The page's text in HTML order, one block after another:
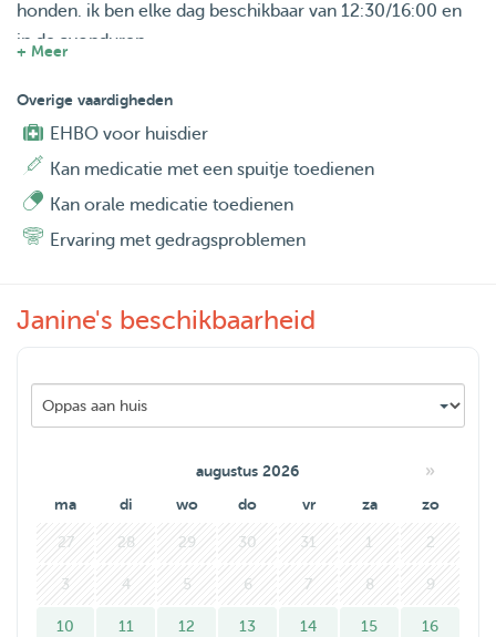
honden. ik ben elke dag beschikbaar van 12:30/16:00 en
in de avonduren.
ik neem de honden graag mee voor een wandeling. ik heb
ook ervaring met katten en kan dan ook uw kat verzorgen.
voor meer informatie of een kennismaking hoor ik graag
in overleg is alles mogelijk of bespreekbaar.
+ Meer
Overige vaardigheden
EHBO voor huisdier
Kan medicatie met een spuitje toedienen
Kan orale medicatie toedienen
Ervaring met gedragsproblemen
Janine's beschikbaarheid
augustus 2026 »
ma di wo do vr za zo
27 28 29 30 31 1 2
3 4 5 6 7 8 9
10 11 12 13 14 15 16